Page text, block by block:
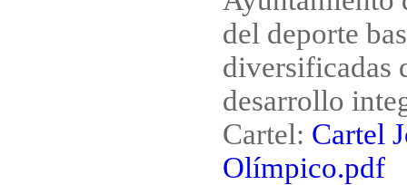
del deporte
diversificadas
desarrollo
Cartel: Cartel
Olímpico.pdf